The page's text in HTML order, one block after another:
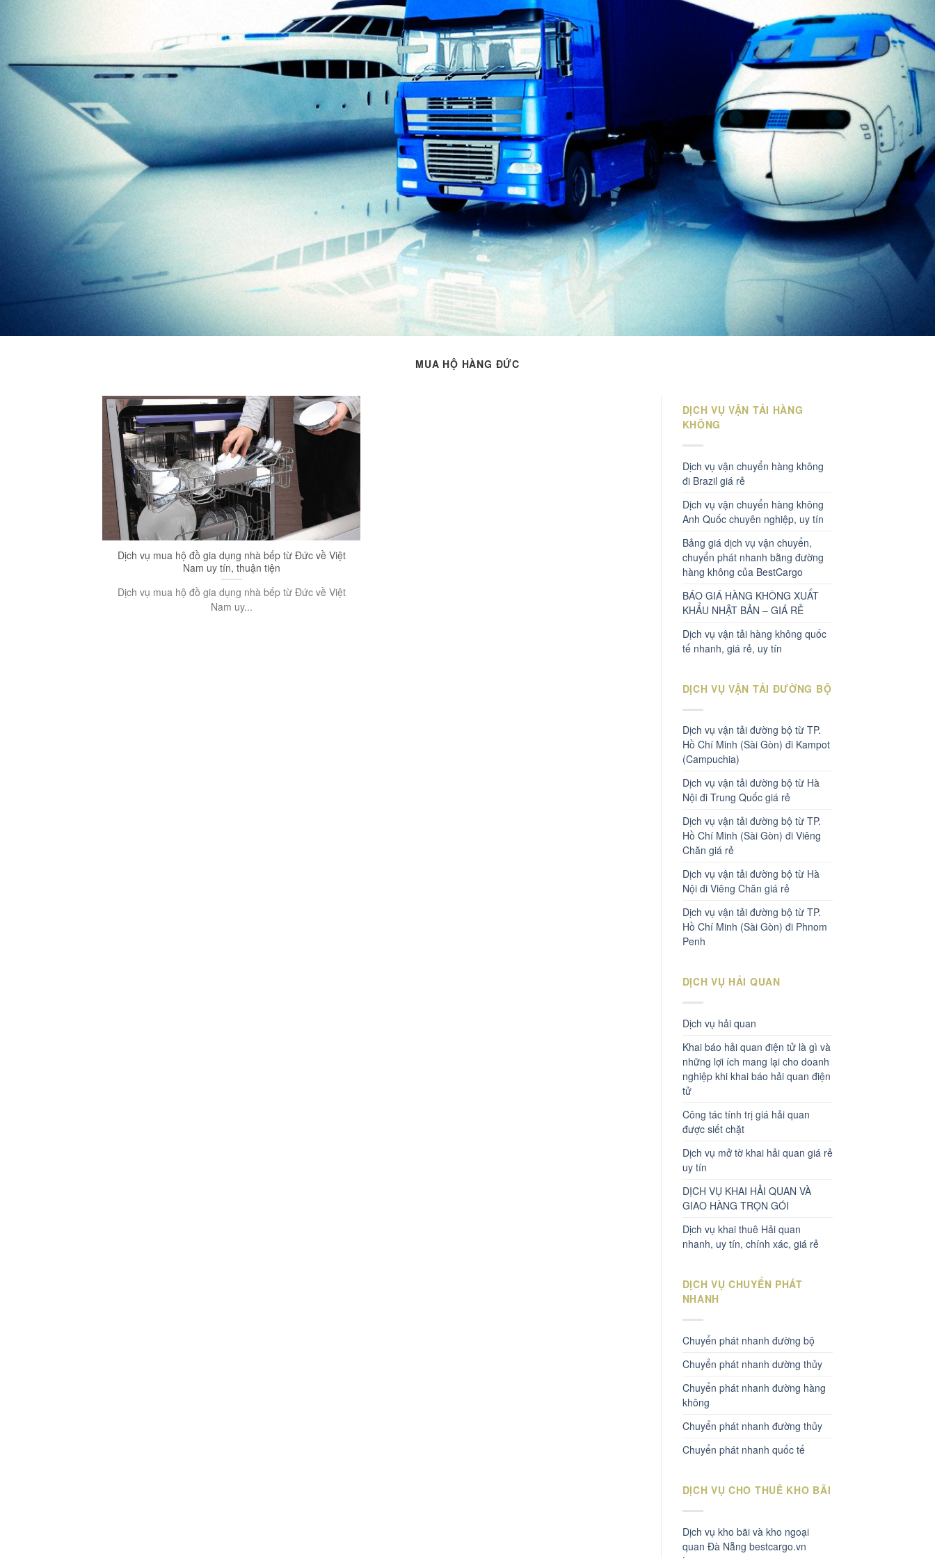
MUA HỘ HÀNG ĐỨC
Dịch vụ mua hộ đồ gia dụng nhà bếp từ Đức về Việt
Nam uy tín, thuận tiện
Dịch vụ mua hộ đồ gia dụng nhà bếp từ Đức về Việt
Nam uy...
DỊCH VỤ VẬN TẢI HÀNG
KHÔNG
Dịch vụ vận chuyển hàng không
đi Brazil giá rẻ
Dịch vụ vận chuyển hàng không
Anh Quốc chuyên nghiệp, uy tín
Bảng giá dịch vụ vận chuyển,
chuyển phát nhanh bằng đường
hàng không của BestCargo
BÁO GIÁ HÀNG KHÔNG XUẤT
KHẨU NHẬT BẢN – GIÁ RẺ
Dịch vụ vận tải hàng không quốc
tế nhanh, giá rẻ, uy tín
DỊCH VỤ VẬN TẢI ĐƯỜNG BỘ
Dịch vụ vận tải đường bộ từ TP.
Hồ Chí Minh (Sài Gòn) đi Kampot
(Campuchia)
Dịch vụ vận tải đường bộ từ Hà
Nội đi Trung Quốc giá rẻ
Dịch vụ vận tải đường bộ từ TP.
Hồ Chí Minh (Sài Gòn) đi Viêng
Chăn giá rẻ
Dịch vụ vận tải đường bộ từ Hà
Nội đi Viêng Chăn giá rẻ
Dịch vụ vận tải đường bộ từ TP.
Hồ Chí Minh (Sài Gòn) đi Phnom
Penh
DỊCH VỤ HẢI QUAN
Dịch vụ hải quan
Khai báo hải quan điện tử là gì và
những lợi ích mang lại cho doanh
nghiệp khi khai báo hải quan điện
tử
Công tác tính trị giá hải quan
được siết chặt
Dịch vụ mở tờ khai hải quan giá rẻ
uy tín
DỊCH VỤ KHAI HẢI QUAN VÀ
GIAO HÀNG TRỌN GÓI
Dịch vụ khai thuê Hải quan
nhanh, uy tín, chính xác, giá rẻ
DỊCH VỤ CHUYỂN PHÁT
NHANH
Chuyển phát nhanh đường bộ
Chuyển phát nhanh dường thủy
Chuyển phát nhanh đường hàng
không
Chuyển phát nhanh đường thủy
Chuyển phát nhanh quốc tế
DỊCH VỤ CHO THUÊ KHO BÃI
Dịch vụ kho bãi và kho ngoại
quan Đà Nẵng bestcargo.vn